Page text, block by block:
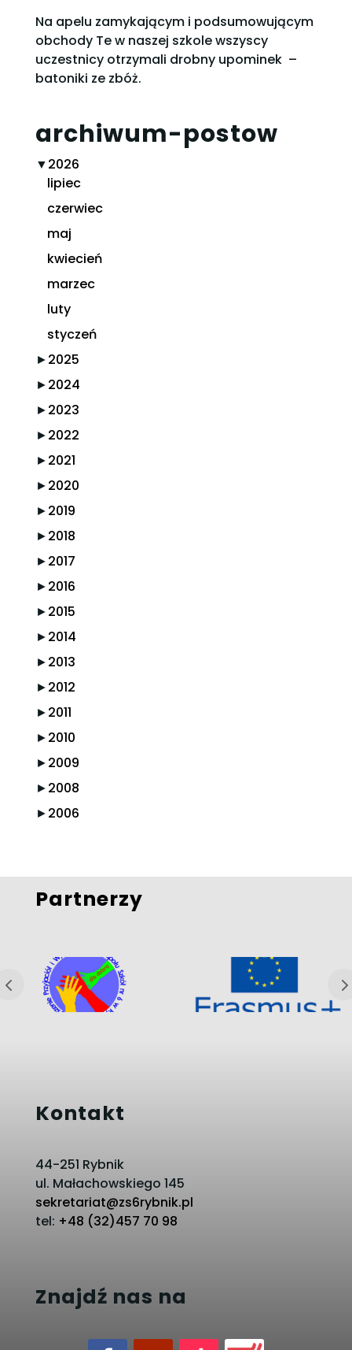
Na apelu zamykającym i podsumowującym
obchody Te w naszej szkole wszyscy
uczestnicy otrzymali drobny upominek –
batoniki ze zbóż.
archiwum-postow
▼2026
lipiec
czerwiec
maj
kwiecień
marzec
luty
styczeń
►2025
►2024
►2023
►2022
►2021
►2020
►2019
►2018
►2017
►2016
►2015
►2014
►2013
►2012
►2011
►2010
►2009
►2008
►2006
Partnerzy
Kontakt
44-251 Rybnik
ul. Małachowskiego 145
sekretariat@zs6rybnik.pl
tel: +48 (32)457 70 98
Znajdź nas na